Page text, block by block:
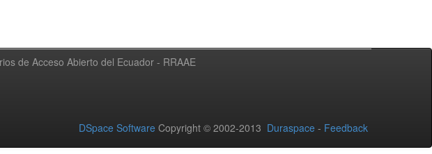
de Acceso Abierto del Ecuador - RRAAE
DSpace Software Copyright © 2002-2013 Duraspace - Feedback